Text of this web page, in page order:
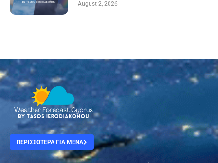
August 2, 2026
ΠΕΡΙΣΣΟΤΕΡΑ ΓΙΑ ΜΕΝΑ